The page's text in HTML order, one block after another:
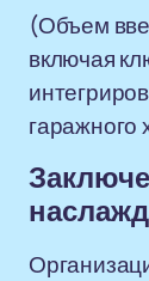
(Объем
включая
гаражного